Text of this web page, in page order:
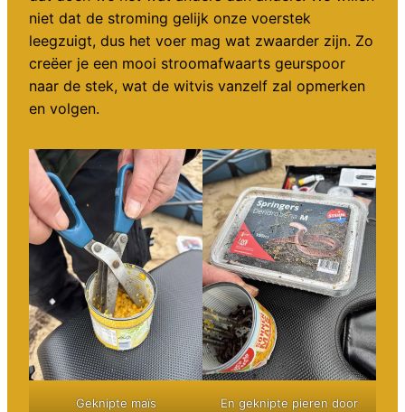
niet dat de stroming gelijk onze voerstek
leegzuigt, dus het voer mag wat zwaarder zijn. Zo
creëer je een mooi stroomafwaarts geurspoor
naar de stek, wat de witvis vanzelf zal opmerken
en volgen.
Geknipte maïs
En geknipte pieren door